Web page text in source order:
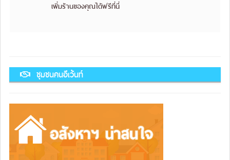
เพิ่มร้านของคุณได้ฟรีที่นี่
ชุมชนคนอีเว้นท์